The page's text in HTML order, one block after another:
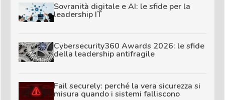
Sovranità digitale e AI: le sfide per la
leadership IT
Cybersecurity360 Awards 2026: le sfide
della leadership antifragile
Fail securely: perché la vera sicurezza si
misura quando i sistemi falliscono